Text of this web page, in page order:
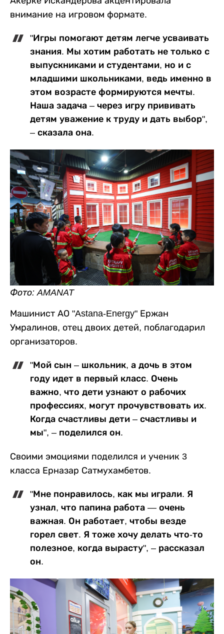
внимание на игровом формате.
"Игры помогают детям легче усваивать
знания. Мы хотим работать не только с
выпускниками и студентами, но и с
младшими школьниками, ведь именно в
этом возрасте формируются мечты.
Наша задача – через игру прививать
детям уважение к труду и дать выбор",
– сказала она.
Фото: AMANAT
Машинист АО "Astana-Energy" Ержан
Умралинов, отец двоих детей, поблагодарил
организаторов.
"Мой сын – школьник, а дочь в этом
году идет в первый класс. Очень
важно, что дети узнают о рабочих
профессиях, могут прочувствовать их.
Когда счастливы дети – счастливы и
мы", – поделился он.
Своими эмоциями поделился и ученик 3
класса Ерназар Сатмухамбетов.
"Мне понравилось, как мы играли. Я
узнал, что папина работа — очень
важная. Он работает, чтобы везде
горел свет. Я тоже хочу делать что-то
полезное, когда вырасту", – рассказал
он.